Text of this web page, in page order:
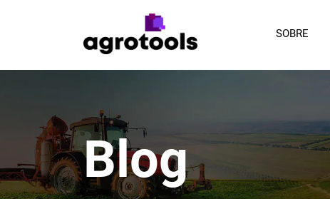
SOBRE
Blog